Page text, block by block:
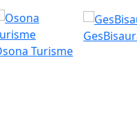
Turisme